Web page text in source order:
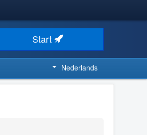
Start
Nederlands